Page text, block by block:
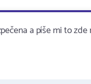
a píše mi to zde